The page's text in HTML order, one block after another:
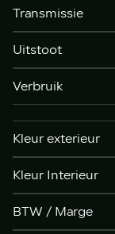
Transmissie
Uitstoot
Verbruik
Kleur exterieur
Kleur Interieur
BTW / Marge